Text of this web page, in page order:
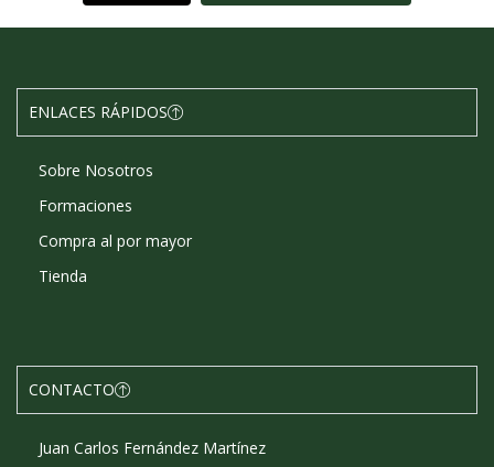
ENLACES RÁPIDOS
Sobre Nosotros
Formaciones
Compra al por mayor
Tienda
CONTACTO
Juan Carlos Fernández Martínez